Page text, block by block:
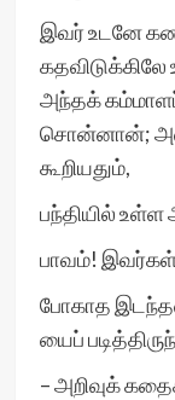
இவர் உடனே
கதவிடுக்கிலே
அந்தக்
சொன்னான்;
கூறியதும்,
பந்தியில்
பாவம்!
போகாத
யைப்
– அறிவுக்